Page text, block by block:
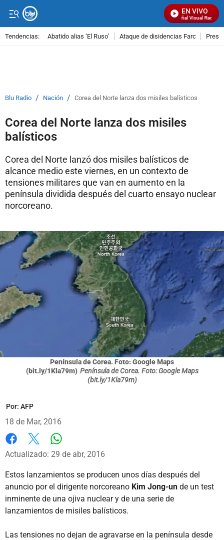
EN VIVO
Señal Visual Radio
Tendencias: Abatido alias ‘El Ruso’ Ataque de disidencias Farc
Blu Radio / Nación / Corea del Norte lanza dos misiles balísticos
Corea del Norte lanza dos misiles
balísticos
Corea del Norte lanzó dos misiles balísticos de
alcance medio este viernes, en un contexto de
tensiones militares que van en aumento en la
península dividida después del cuarto ensayo nuclear
norcoreano.
Península de Corea. Foto: Google Maps
(bit.ly/1Kla79m) Península de Corea. Foto: Google Maps
(bit.ly/1Kla79m)
Por: AFP
18 de Mar, 2016
Facebook
X
Actualizado: 29 de abr, 2016
Estos lanzamientos se producen unos días después del
anuncio por el dirigente norcoreano Kim Jong-un de un test
inminente de una ojiva nuclear y de una serie de
lanzamientos de misiles balísticos.
Las tensiones no dejan de agravarse en la península desde